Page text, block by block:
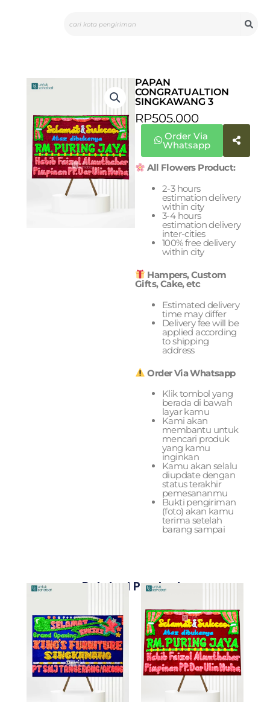
PAPAN
CONGRATUALTION
SINGKAWANG 3
RP505.000
Order Via
Whatsapp
All Flowers Product:
2-3 hours
estimation delivery
within city
3-4 hours
estimation delivery
inter-cities
100% free delivery
within city
Hampers, Custom
Gifts, Cake, etc
Estimated delivery
time may differ
Delivery fee will be
applied according
to shipping
address
Order Via Whatsapp
Klik tombol yang
berada di bawah
layar kamu
Kami akan
membantu untuk
mencari produk
yang kamu
inginkan
Kamu akan selalu
diupdate dengan
status terakhir
pemesananmu
Bukti pengiriman
(foto) akan kamu
terima setelah
barang sampai
Related Products